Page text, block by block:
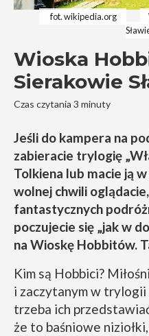
fot. wikipedia.org
Wioska
Sierakowie
Czas czytania 3 minuty
Jeśli do kampera na
zabieracie trylogię
Tolkiena lub macie ją
wolnej chwili
fantastycznych
poczujecie się „jak w
na Wioskę Hobbitów.
Kim są Hobbici?
i zaczytanym w trylogii
trzeba ich
że to baśniowe